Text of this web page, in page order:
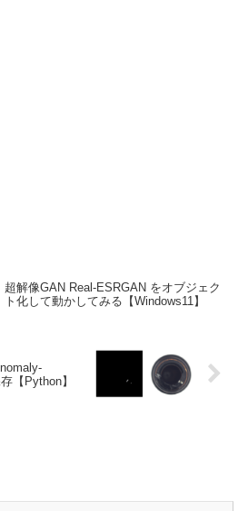
超解像GAN Real-ESRGAN をオブジェク
ト化して動かしてみる【Windows11】
【Python】